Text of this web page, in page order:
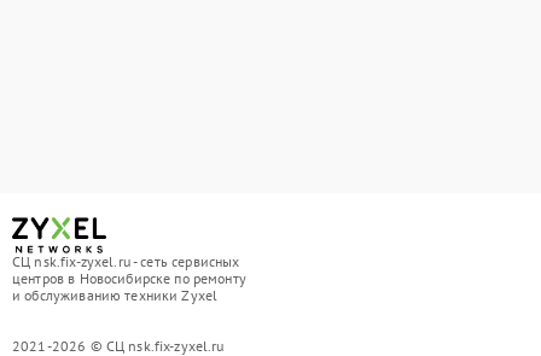
СЦ nsk.fix-zyxel.ru - сеть сервисных
центров в Новосибирске по ремонту
и обслуживанию техники Zyxel
2021-2026 © СЦ nsk.fix-zyxel.ru